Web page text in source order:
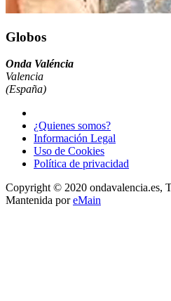
Globos
Onda Valéncia
Valencia
(España)
¿Quienes somos?
Información Legal
Uso de Cookies
Política de privacidad
Copyright © 2020 ondavalencia.es,
Mantenida poreMain